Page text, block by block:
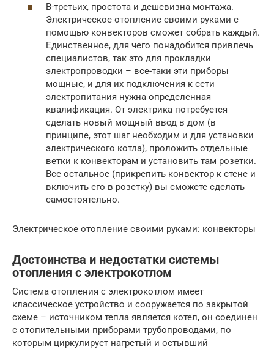
В-третьих, простота и дешевизна монтажа.
Электрическое отопление своими руками с
помощью конвекторов сможет собрать каждый.
Единственное, для чего понадобится привлечь
специалистов, так это для прокладки
электропроводки – все-таки эти приборы
мощные, и для их подключения к сети
электропитания нужна определенная
квалификация. От электрика потребуется
сделать новый мощный ввод в дом (в
принципе, этот шаг необходим и для установки
электрического котла), проложить отдельные
ветки к конвекторам и установить там розетки.
Все остальное (прикрепить конвектор к стене и
включить его в розетку) вы сможете сделать
самостоятельно.
Электрическое отопление своими руками: конвекторы
Достоинства и недостатки системы
отопления с электрокотлом
Система отопления с электрокотлом имеет
классическое устройство и сооружается по закрытой
схеме – источником тепла является котел, он соединен
с отопительными приборами трубопроводами, по
которым циркулирует нагретый и остывший